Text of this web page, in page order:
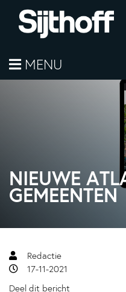
MENU
NIEUWE
GEMEENTEN
Redactie
17-11-2021
Deel dit bericht